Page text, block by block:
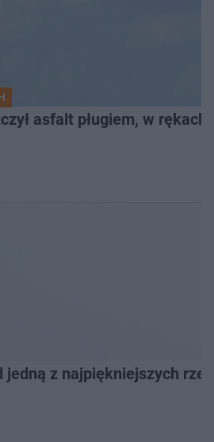
asfalt pługiem, w
jedną z najpiękniejszych